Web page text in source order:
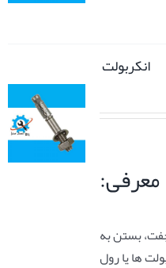
انکربولت
معرفی:
بستن به
ها یا رول